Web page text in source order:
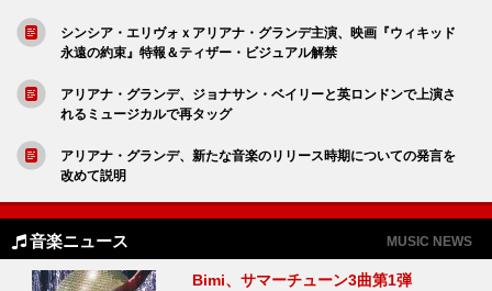
シンシア・エリヴォｘアリアナ・グランデ主演、映画『ウィキッド
永遠の約束』特報＆ティザー・ビジュアル解禁
アリアナ・グランデ、ジョナサン・ベイリーと英ロンドンで上演さ
れるミュージカルで再タッグ
アリアナ・グランデ、新たな音楽のリリース時期についての発言を
改めて説明
音楽ニュース MUSIC NEWS
Bimi、サマーチューン3曲第1弾